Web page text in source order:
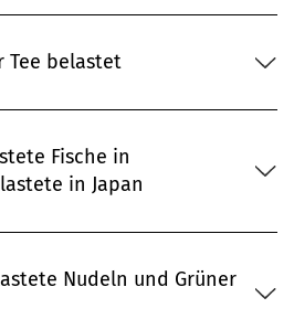
Tee belastet
Fische in
in Japan
Nudeln und Grüner